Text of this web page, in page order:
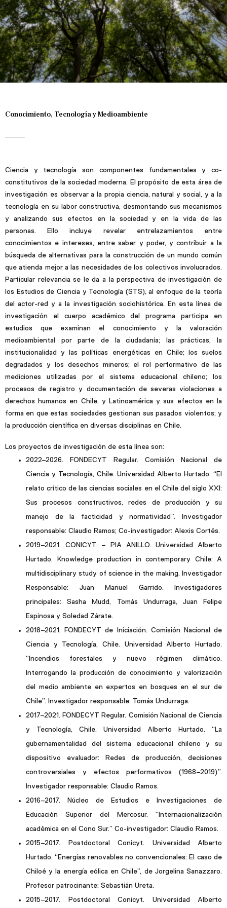
Conocimiento, Tecnología y Medioambiente
Ciencia y tecnología son componentes fundamentales y co-
constitutivos de la sociedad moderna. El propósito de esta área de
investigación es observar a la propia ciencia, natural y social, y a la
tecnología en su labor constructiva, desmontando sus mecanismos
y analizando sus efectos en la sociedad y en la vida de las
personas. Ello incluye revelar entrelazamientos entre
conocimientos e intereses, entre saber y poder, y contribuir a la
búsqueda de alternativas para la construcción de un mundo común
que atienda mejor a las necesidades de los colectivos involucrados.
Particular relevancia se le da a la perspectiva de investigación de
los Estudios de Ciencia y Tecnología (STS), al enfoque de la teoría
del actor-red y a la investigación sociohistórica. En esta línea de
investigación el cuerpo académico del programa participa en
estudios que examinan el conocimiento y la valoración
medioambiental por parte de la ciudadanía; las prácticas, la
institucionalidad y las políticas energéticas en Chile; los suelos
degradados y los desechos mineros; el rol performativo de las
mediciones utilizadas por el sistema educacional chileno; los
procesos de registro y documentación de severas violaciones a
derechos humanos en Chile, y Latinoamérica y sus efectos en la
forma en que estas sociedades gestionan sus pasados violentos; y
la producción científica en diversas disciplinas en Chile.
Los proyectos de investigación de esta línea son:
2022–2026. FONDECYT Regular. Comisión Nacional de
Ciencia y Tecnología, Chile. Universidad Alberto Hurtado. “El
relato crítico de las ciencias sociales en el Chile del siglo XXI:
Sus procesos constructivos, redes de producción y su
manejo de la facticidad y normatividad”. Investigador
responsable: Claudio Ramos; Co-investigador: Alexis Cortés.
2019–2021. CONICYT – PIA ANILLO. Universidad Alberto
Hurtado. Knowledge production in contemporary Chile: A
multidisciplinary study of science in the making. Investigador
Responsable: Juan Manuel Garrido. Investigadores
principales: Sasha Mudd, Tomás Undurraga, Juan Felipe
Espinosa y Soledad Zárate.
2018–2021. FONDECYT de Iniciación. Comisión Nacional de
Ciencia y Tecnología, Chile. Universidad Alberto Hurtado.
“Incendios forestales y nuevo régimen climático.
Interrogando la producción de conocimiento y valorización
del medio ambiente en expertos en bosques en el sur de
Chile”. Investigador responsable: Tomás Undurraga.
2017–2021. FONDECYT Regular. Comisión Nacional de Ciencia
y Tecnología, Chile. Universidad Alberto Hurtado. “La
gubernamentalidad del sistema educacional chileno y su
dispositivo evaluador: Redes de producción, decisiones
controversiales y efectos performativos (1968–2019)”.
Investigador responsable: Claudio Ramos.
2016–2017. Núcleo de Estudios e Investigaciones de
Educación Superior del Mercosur. “Internacionalización
académica en el Cono Sur.” Co-investigador: Claudio Ramos.
2015–2017. Postdoctoral Conicyt. Universidad Alberto
Hurtado. “Energías renovables no convencionales: El caso de
Chiloé y la energía eólica en Chile”, de Jorgelina Sanazzaro.
Profesor patrocinante: Sebastián Ureta.
2015–2017. Postdoctoral Conicyt. Universidad Alberto